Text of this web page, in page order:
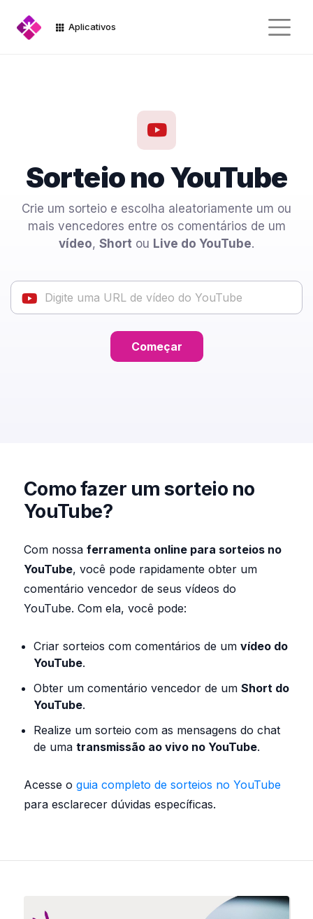
Aplicativos
Sorteio no YouTube
Crie um sorteio e escolha aleatoriamente um ou
mais vencedores entre os comentários de um
vídeo, Short ou Live do YouTube.
Começar
Como fazer um sorteio no
YouTube?
Com nossa ferramenta online para sorteios no
YouTube, você pode rapidamente obter um
comentário vencedor de seus vídeos do
YouTube. Com ela, você pode:
Criar sorteios com comentários de um vídeo do
YouTube.
Obter um comentário vencedor de um Short do
YouTube.
Realize um sorteio com as mensagens do chat
de uma transmissão ao vivo no YouTube.
Acesse o guia completo de sorteios no YouTube
para esclarecer dúvidas específicas.